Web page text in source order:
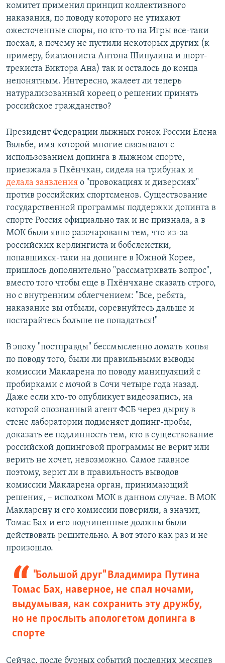
комитет применил принцип коллективного
наказания, по поводу которого не утихают
ожесточенные споры, но кто-то на Игры все-таки
поехал, а почему не пустили некоторых других (к
примеру, биатлониста Антона Шипулина и шорт-
трекиста Виктора Ана) так и осталось до конца
непонятным. Интересно, жалеет ли теперь
натурализованный кореец о решении принять
российское гражданство?
Президент Федерации лыжных гонок России Елена
Вяльбе, имя которой многие связывают с
использованием допинга в лыжном спорте,
приезжала в Пхёнчхан, сидела на трибунах и
делала заявления о "провокациях и диверсиях"
против российских спортсменов. Существование
государственной программы поддержки допинга в
спорте Россия официально так и не признала, а в
МОК были явно разочарованы тем, что из-за
российских керлингиста и бобслеистки,
попавшихся-таки на допинге в Южной Корее,
пришлось дополнительно "рассматривать вопрос",
вместо того чтобы еще в Пхёнчхане сказать строго,
но с внутренним облегчением: "Все, ребята,
наказание вы отбыли, соревнуйтесь дальше и
постарайтесь больше не попадаться!"
В эпоху "постправды" бессмысленно ломать копья
по поводу того, были ли правильными выводы
комиссии Макларена по поводу манипуляций с
пробирками с мочой в Сочи четыре года назад.
Даже если кто-то опубликует видеозапись, на
которой опознанный агент ФСБ через дырку в
стене лаборатории подменяет допинг-пробы,
доказать ее подлинность тем, кто в существование
российской допинговой программы не верит или
верить не хочет, невозможно. Самое главное
поэтому, верит ли в правильность выводов
комиссии Макларена орган, принимающий
решения, – исполком МОК в данном случае. В МОК
Макларену и его комиссии поверили, а значит,
Томас Бах и его подчиненные должны были
действовать решительно. А вот этого как раз и не
произошло.
"Большой друг" Владимира Путина
Томас Бах, наверное, не спал ночами,
выдумывая, как сохранить эту дружбу,
но не прослыть апологетом допинга в
спорте
Сейчас, после бурных событий последних месяцев